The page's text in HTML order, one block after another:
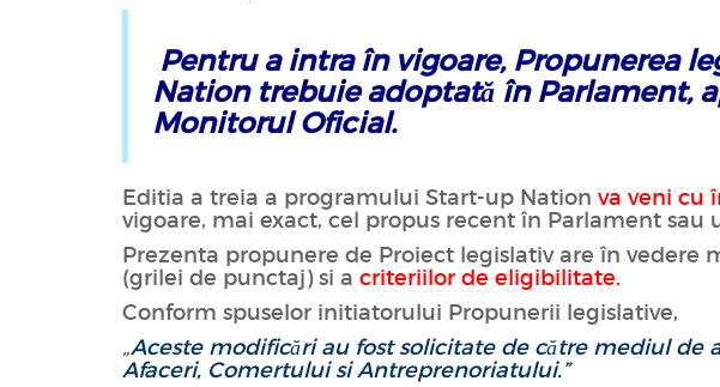
Pentru a intra în vigoare, Propunerea
Nation trebuie adoptată în Parlament,
Monitorul Oficial.
Editia a treia a programului Start-up Nation va veni cu
vigoare, mai exact, cel propus recent în Parlament sau
Prezenta propunere de Proiect legislativ are în vedere
(grilei de punctaj) si a criteriilor de eligibilitate.
Conform spuselor initiatorului Propunerii legislative,
„Aceste modificări au fost solicitate de către mediul
Afaceri, Comertului si Antreprenoriatului.”